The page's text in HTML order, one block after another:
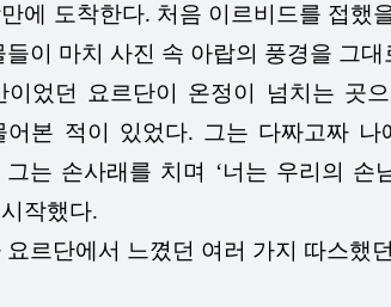
에 도착한다. 처음 이르비드를 접
이 마치 사진 속 아랍의 풍경을 그
이었던 요르단이 온정이 넘치는 곳
어본 적이 있었다. 그는 다짜고짜
는 손사래를 치며 ‘너는 우리의 손
작했다.
르단에서 느꼈던 여러 가지 따스했